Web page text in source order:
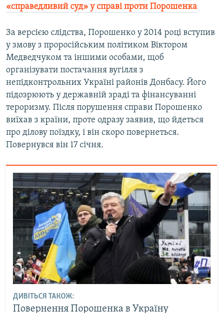
«справедливий суд» у справі проти Порошенка
За версією слідства, Порошенко у 2014 році вступив
у змову з проросійським політиком Віктором
Медведчуком та іншими особами, щоб
організувати постачання вугілля з
непідконтрольних Україні районів Донбасу. Його
підозрюють у державній зраді та фінансуванні
тероризму. Після порушення справи Порошенко
виїхав з країни, проте одразу заявив, що йдеться
про ділову поїздку, і він скоро повернеться.
Повернувся він 17 січня.
ДИВІТЬСЯ ТАКОЖ:
Повернення Порошенка в Україну